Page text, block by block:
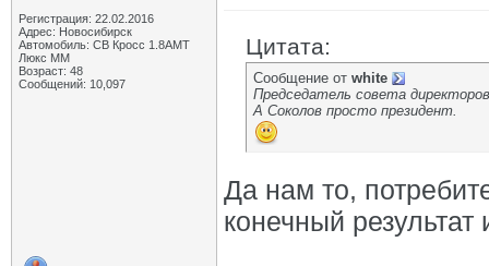
Регистрация: 22.02.2016
Адрес: Новосибирск
Автомобиль: СВ Кросс 1.8АМТ
Люкс ММ
Возраст: 48
Сообщений: 10,097
Цитата:
Сообщение от white
Председатель совета
А Соколов просто президент.
Да нам то,
конечный результат